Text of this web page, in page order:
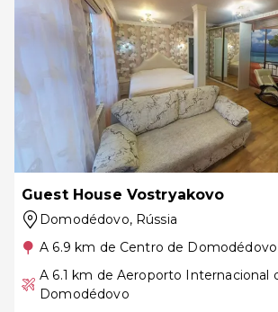
Guest House Vostryakovo
Domodédovo, Rússia
A 6.9 km de Centro de Domodédovo
A 6.1 km de Aeroporto Internacional
Domodédovo